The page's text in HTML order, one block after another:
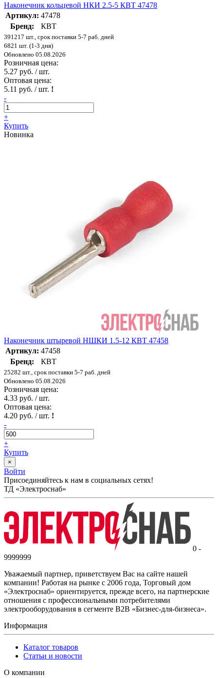
Наконечник кольцевой НКИ 2.5-5 КВТ 47478
Артикул: 47478
Бренд:
КВТ
391217 шт., срок поставки 5-7 раб. дней
6821 шт. (1-3 дня)
Обновлено 05.08.2026
Розничная цена:
5.27 руб. / шт.
Оптовая цена:
5.11 руб. / шт. !
-
+
Купить
Новинка
Наконечник штыревой НШКИ 1.5-12 КВТ 47458
Артикул: 47458
Бренд:
КВТ
25282 шт., срок поставки 5-7 раб. дней
Обновлено 05.08.2026
Розничная цена:
4.33 руб. / шт.
Оптовая цена:
4.20 руб. / шт. !
-
+
Купить
×
Войти
Присоединяйтесь к нам в социальных сетях!
ТД «Электроснаб»
0 -
9999999
Уважаемый партнер, приветствуем Вас на сайте нашей
компании! Работая на рынке с 2006 года, Торговый дом
«Электроснаб» ориентируется, прежде всего, на партнерские
отношения с профессиональными потребителями
электрооборудования в сегменте B2B «Бизнес-для-бизнеса».
Информация
Каталог товаров
Статьи и новости
О компании